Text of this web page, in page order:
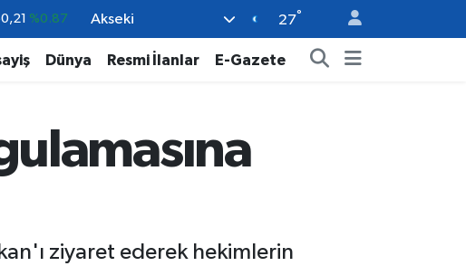
%0.18
%0.32
%-14
Akseki 27°
Dünya Resmi İlanlar E-Gazete
ziyaret ederek hekimlerin